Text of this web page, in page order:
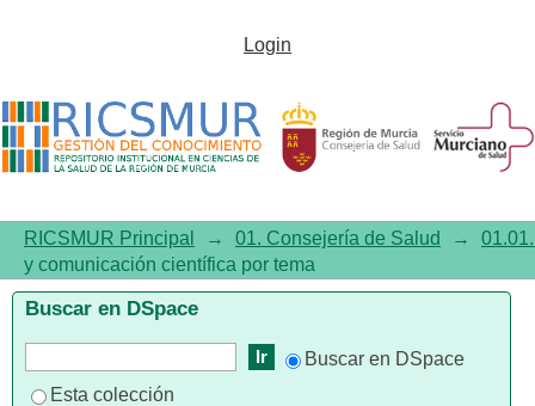
Listar01.01. Investigación y
tema "T-
Lymphocytes/metabolism"
Login
RICSMUR Principal → 01. Consejería de Salud →
y comunicación científica por tema
Buscar en DSpace
Buscar en DSpace
Esta colección